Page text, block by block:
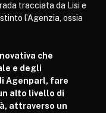
tracciata da Lisi e
l’Agenzia, ossia
che
e degli
Agenparl, fare
alto livello di
attraverso un